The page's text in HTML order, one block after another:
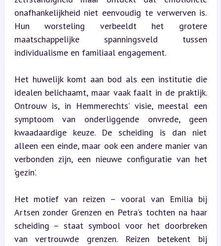
onafhankelijkheid niet eenvoudig te verwerven is.
Hun worsteling verbeeldt het grotere
maatschappelijke spanningsveld tussen
individualisme en familiaal engagement.
Het huwelijk komt aan bod als een institutie die
idealen belichaamt, maar vaak faalt in de praktijk.
Ontrouw is, in Hemmerechts’ visie, meestal een
symptoom van onderliggende onvrede, geen
kwaadaardige keuze. De scheiding is dan niet
alleen een einde, maar ook een andere manier van
verbonden zijn, een nieuwe configuratie van het
‘gezin’.
Het motief van reizen – vooral van Emilia bij
Artsen zonder Grenzen en Petra’s tochten na haar
scheiding – staat symbool voor het doorbreken
van vertrouwde grenzen. Reizen betekent bij